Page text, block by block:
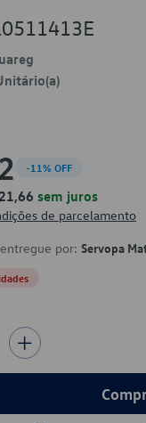
-11% OFF
sem juros
de parcelamento
por: Servopa